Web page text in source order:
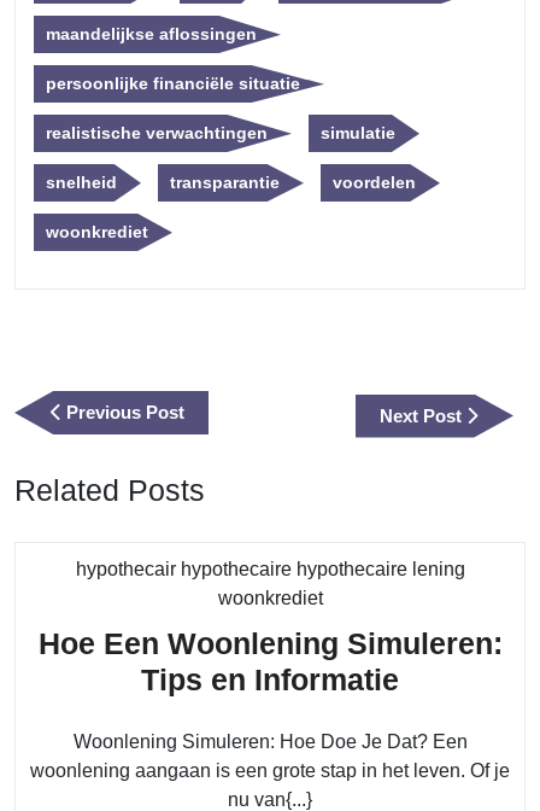
maandelijkse aflossingen
persoonlijke financiële situatie
realistische verwachtingen simulatie
snelheid transparantie voordelen
woonkrediet
Previous PostPrevious
Post
Next Post
Next
Post
Related Posts
hypothecair hypothecaire hypothecaire lening
woonkredietCategory
Hoe Een Woonlening Simuleren:
Tips en Informatie
Woonlening Simuleren: Hoe Doe Je Dat? Een
woonlening aangaan is een grote stap in het leven. Of je
nu van{...}